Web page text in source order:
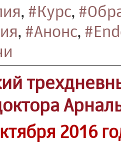
, #Курс,
, #Анонс,
2016